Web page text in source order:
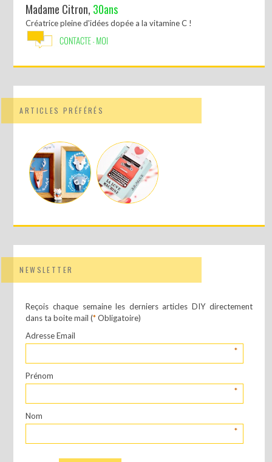
Madame Citron, 30ans
Créatrice pleine d'idées dopée a la vitamine C !
ARTICLES PRÉFÉRÉS
NEWSLETTER
Reçois chaque semaine les derniers articles DIY directement
dans ta boite mail (*Obligatoire)
Adresse Email
*
Prénom
*
Nom
*